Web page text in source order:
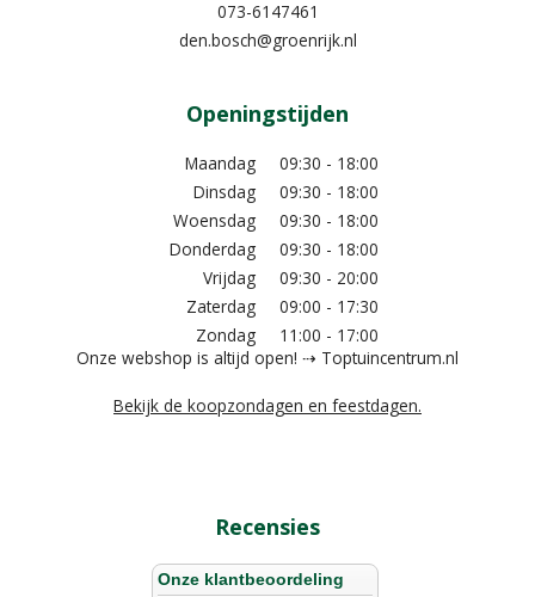
073-6147461
den.bosch@groenrijk.nl
Openingstijden
Maandag
09:30 - 18:00
Dinsdag
09:30 - 18:00
Woensdag
09:30 - 18:00
Donderdag
09:30 - 18:00
Vrijdag
09:30 - 20:00
Zaterdag
09:00 - 17:30
Zondag
11:00 - 17:00
Onze webshop is altijd open! ⇢ Toptuincentrum.nl
Bekijk de koopzondagen en feestdagen.
Recensies